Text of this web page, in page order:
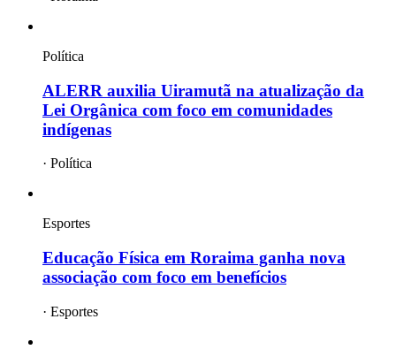
Política
ALERR auxilia Uiramutã na atualização da
Lei Orgânica com foco em comunidades
indígenas
· Política
Esportes
Educação Física em Roraima ganha nova
associação com foco em benefícios
· Esportes